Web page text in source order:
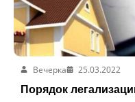
Вечерка
25.03.2022
Порядок